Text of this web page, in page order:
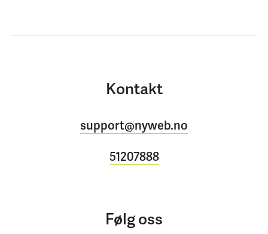
Kontakt
support@nyweb.no
51207888
Følg oss